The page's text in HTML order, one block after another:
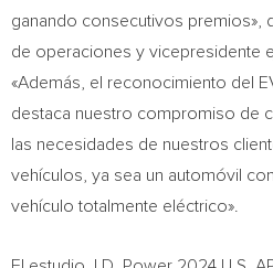
ganando consecutivos premios»,
de operaciones y vicepresidente
«Además, el reconocimiento del
destaca nuestro compromiso de
las necesidades de nuestros
vehículos, ya sea un automóvil
vehículo totalmente eléctrico».